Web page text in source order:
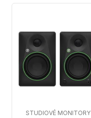
STUDIOVÉ MONITORY